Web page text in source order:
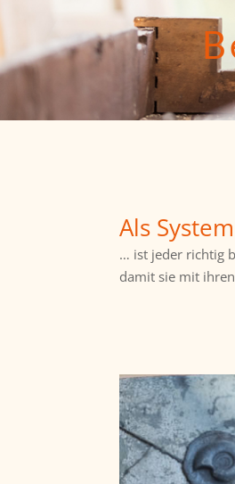
Als
… ist jeder richtig
damit sie mit